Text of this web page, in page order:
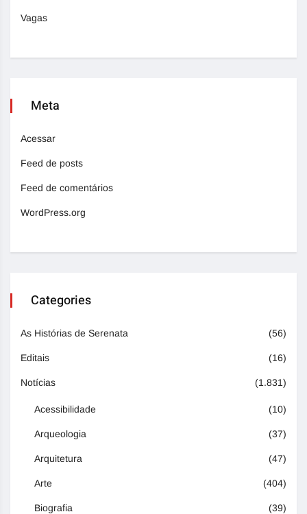
Vagas
Meta
Acessar
Feed de posts
Feed de comentários
WordPress.org
Categories
As Histórias de Serenata (56)
Editais (16)
Notícias (1.831)
Acessibilidade (10)
Arqueologia (37)
Arquitetura (47)
Arte (404)
Biografia (39)